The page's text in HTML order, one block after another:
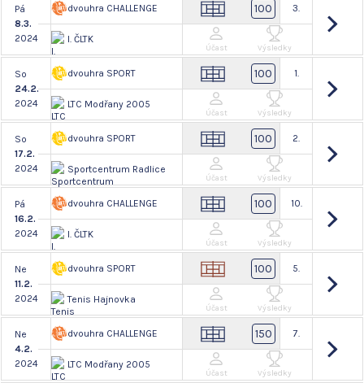
Pá
8.3.
2024
dvouhra CHALLENGE
I. ČLTK
100 3.
Účast Výsledky
So
24.2.
2024
dvouhra SPORT
LTC Modřany 2005
100 1.
Účast Výsledky
So
17.2.
2024
dvouhra SPORT
Sportcentrum Radlice
100 2.
Účast Výsledky
Pá
16.2.
2024
dvouhra CHALLENGE
I. ČLTK
100 10.
Účast Výsledky
Ne
11.2.
2024
dvouhra SPORT
Tenis Hajnovka
100 5.
Účast Výsledky
Ne
4.2.
2024
dvouhra CHALLENGE
LTC Modřany 2005
150 7.
Účast Výsledky